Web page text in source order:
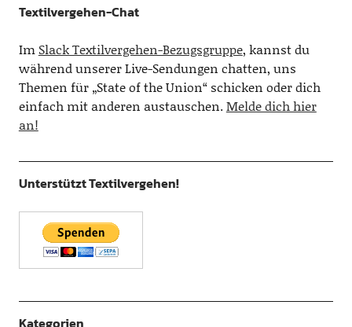
Textilvergehen-Chat
Im Slack Textilvergehen-Bezugsgruppe, kannst du
während unserer Live-Sendungen chatten, uns
Themen für „State of the Union“ schicken oder dich
einfach mit anderen austauschen.Melde dich hier
an!
Unterstützt Textilvergehen!
Kategorien